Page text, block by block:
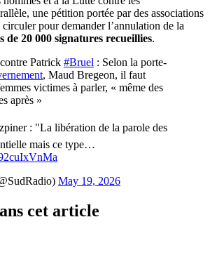
une pétition portée par des associations
pour demander l’annulation de la
de 20 000 signatures recueillies.
Patrick #Bruel : Selon la porte-
, Maud Bregeon, il faut
victimes à parler, « même des
après »
: "La libération de la parole des
mais ce type…
May 19, 2026
cet article